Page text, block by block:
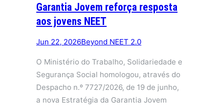
Garantia Jovem reforça resposta
aos jovens NEET
Jun 22, 2026Beyond NEET 2.0
O Ministério do Trabalho, Solidariedade e
Segurança Social homologou, através do
Despacho n.º 7727/2026, de 19 de junho,
a nova Estratégia da Garantia Jovem